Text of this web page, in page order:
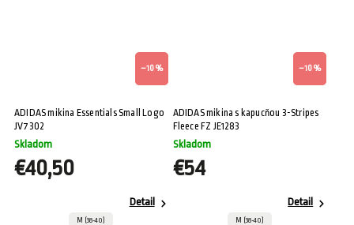
–10 %
ADIDAS mikina Essentials Small Logo
JV7302
Skladom
€40,50
Detail
M (38-40)
–10 %
ADIDAS mikina s kapucňou 3-Stripes
Fleece FZ JE1283
Skladom
€54
Detail
M (38-40)